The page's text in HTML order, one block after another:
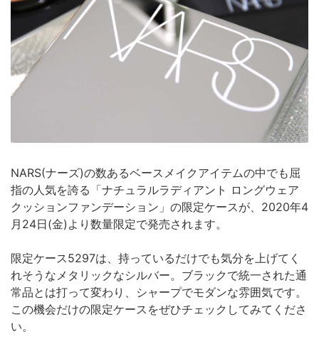
NARS(ナーズ)の数あるベースメイクアイテムの中でも屈
指の人気を誇る「ナチュラルラディアント ロングウェア
クッションファンデーション」の限定ケースが、2020年4
月24日(金)より数量限定で発売されます。
限定ケース5297は、持っているだけでも気分を上げてく
れそうなメタリックなシルバー。ブラックで統一された通
常品とは打って変わり、シャープでモダンな雰囲気です。
この機会だけの限定ケースをぜひチェックしてみてくださ
い。